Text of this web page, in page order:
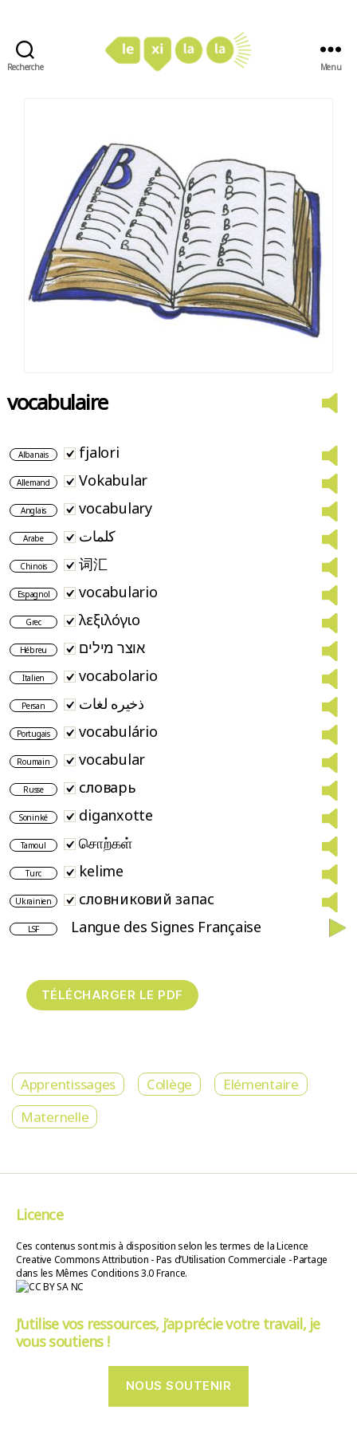
Recherche Menu
vocabulaire
Albanais fjalori
Allemand Vokabular
Anglais vocabulary
Arabe كلمات
Chinois 词汇
Espagnol vocabulario
Grec λεξιλόγιο
Hébreu אוצר מילים
Italien vocabolario
Persan ذخیره لغات
Portugais vocabulário
Roumain vocabular
Russe словарь
Soninké diganxotte
Tamoul சொற்கள்
Turc kelime
Ukrainien словниковий запас
LSF Langue des Signes Française
Apprentissages Collège
Elémentaire
Maternelle
Licence
Ces contenus sont mis à disposition selon les termes de la Licence
Creative Commons Attribution - Pas d’Utilisation Commerciale - Partage
dans les Mêmes Conditions 3.0 France.
J’utilise vos ressources, j’apprécie votre travail, je
vous soutiens !
NOUS SOUTENIR